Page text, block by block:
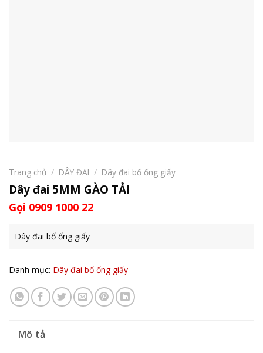
Trang chủ / DÂY ĐAI / Dây đai bố ống giấy
Dây đai 5MM GÀO TẢI
Gọi 0909 1000 22
Dây đai bố ống giấy
Danh mục: Dây đai bố ống giấy
Mô tả